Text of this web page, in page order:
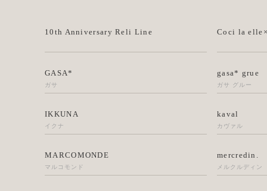
10th Anniversary Reli Line Coci la
GASA*
ガサ
gasa* grue
ガサ グルー
IKKUNA
イクナ
kaval
カヴァル
MARCOMONDE
マルコモンド
mercredin.
メルクルディン